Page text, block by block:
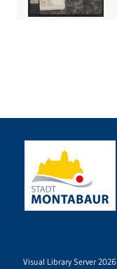
Visual Library Server 2026